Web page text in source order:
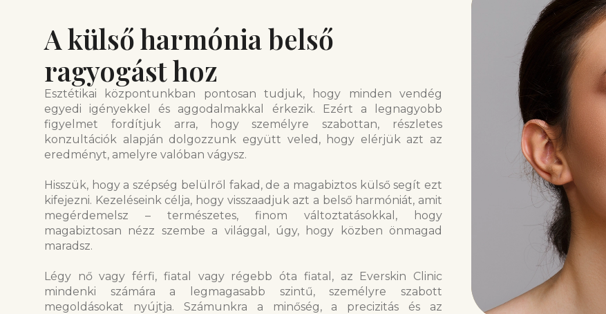
A külső harmónia belső
ragyogást hoz
Esztétikai központunkban pontosan tudjuk, hogy minden vendég
egyedi igényekkel és aggodalmakkal érkezik. Ezért a legnagyobb
figyelmet fordítjuk arra, hogy személyre szabottan, részletes
konzultációk alapján dolgozzunk együtt veled, hogy elérjük azt az
eredményt, amelyre valóban vágysz.
Hisszük, hogy a szépség belülről fakad, de a magabiztos külső segít ezt
kifejezni. Kezeléseink célja, hogy visszaadjuk azt a belső harmóniát, amit
megérdemelsz – természetes, finom változtatásokkal, hogy
magabiztosan nézz szembe a világgal, úgy, hogy közben önmagad
maradsz.
Légy nő vagy férfi, fiatal vagy régebb óta fiatal, az Everskin Clinic
mindenki számára a legmagasabb szintű, személyre szabott
megoldásokat nyújtja. Számunkra a minőség, a precizitás és az